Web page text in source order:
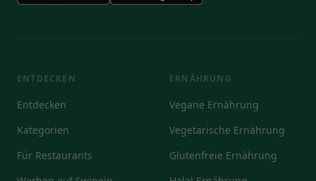
ENTDECKEN
Entdecken
Kategorien
Für Restaurants
ERNÄHRUNG
Vegane Ernährung
Vegetarische Ernährung
Glutenfreie Ernährung